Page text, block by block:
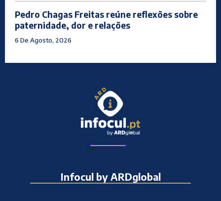
Pedro Chagas Freitas reúne reflexões sobre
paternidade, dor e relações
6 De Agosto, 2026
Infocul by ARDglobal